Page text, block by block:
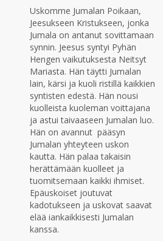
Uskomme Jumalan Poikaan,
Jeesukseen Kristukseen, jonka
Jumala on antanut sovittamaan
synnin. Jeesus syntyi Pyhän
Hengen vaikutuksesta Neitsyt
Mariasta. Hän täytti Jumalan
lain, kärsi ja kuoli ristillä kaikkien
syntisten edestä. Hän nousi
kuolleista kuoleman voittajana
ja astui taivaaseen Jumalan luo.
Hän on avannut pääsyn
Jumalan yhteyteen uskon
kautta. Hän palaa takaisin
herättämään kuolleet ja
tuomitsemaan kaikki ihmiset.
Epäuskoiset joutuvat
kadotukseen ja uskovat saavat
elää iankaikkisesti Jumalan
kanssa.